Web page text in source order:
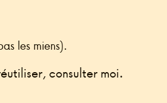
les miens).
consulter moi.